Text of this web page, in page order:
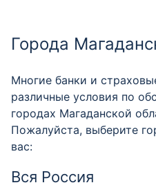
Города
Многие банки и
различные условия по
городах Магаданской
Пожалуйста, выберите
вас:
Вся Россия